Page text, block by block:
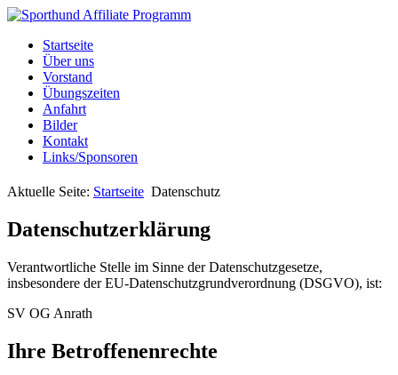
Startseite
Über uns
Vorstand
Übungszeiten
Anfahrt
Bilder
Kontakt
Links/Sponsoren
Aktuelle Seite: Startseite Datenschutz
Datenschutzerklärung
Verantwortliche Stelle im Sinne der Datenschutzgesetze,
insbesondere der EU-Datenschutzgrundverordnung (DSGVO), ist:
SV OG Anrath
Ihre Betroffenenrechte